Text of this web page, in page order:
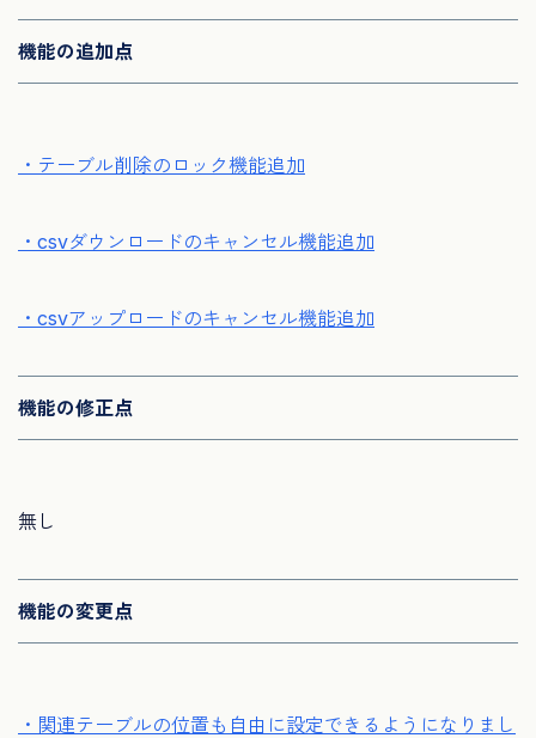
機能の追加点
・テーブル削除のロック機能追加
・csvダウンロードのキャンセル機能追加
・csvアップロードのキャンセル機能追加
機能の修正点
無し
機能の変更点
・関連テーブルの位置も自由に設定できるようになりまし